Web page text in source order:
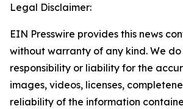
Legal Disclaimer:
EIN Presswire provides this news
without warranty of any kind. We
responsibility or liability for the
images, videos, licenses,
reliability of the information